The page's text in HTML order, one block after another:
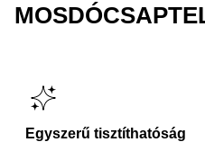
Egyszerű tisztíthatóság